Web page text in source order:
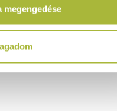
megengedése